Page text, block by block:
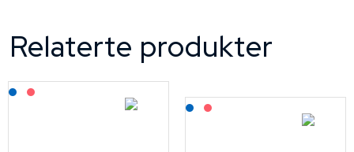
Relaterte produkter
Lagerført: NEK Kabel
Lagerført: NEK Kabel